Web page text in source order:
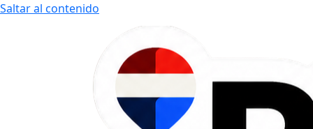
Saltar al contenido